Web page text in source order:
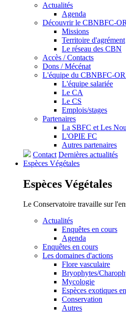
Actualités
Agenda
Découvrir le CBNBFC-
Missions
Territoire d'agrément
Le réseau des CBN
Accès / Contacts
Dons / Mécénat
L'équipe du CBNBFC-
L'équipe salariée
Le CA
Le CS
Emplois/stages
Partenaires
La SBFC et Les
L'OPIE FC
Autres partenaires
Contact Dernières actualités
Espèces Végétales
Espèces Végétales
Le Conservatoire travaille sur
Actualités
Enquêtes en cours
Agenda
Enquêtes en cours
Les domaines d'actions
Flore vasculaire
Bryophytes/
Mycologie
Espèces exotiques
Conservation
Autres